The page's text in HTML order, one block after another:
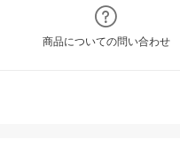
商品についての問い合わせ